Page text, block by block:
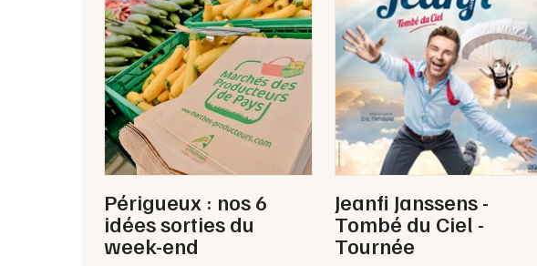
Périgueux : nos 6
idées sorties du
week-end
Jeanfi Janssens -
Tombé du Ciel -
Tournée